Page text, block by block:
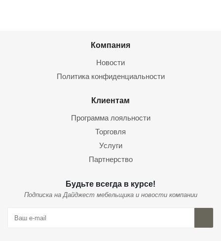
Компания
Новости
Политика конфиденциальности
Клиентам
Программа лояльности
Торговля
Услуги
Партнерство
Будьте всегда в курсе!
Подписка на Дайджест мебельщика и новости компании